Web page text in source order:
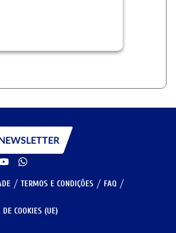
TERMOS E CONDIÇÕES FAQ
DE COOKIES (UE)